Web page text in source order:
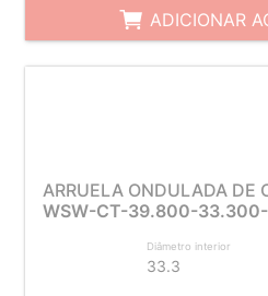
ADICIONAR
ARRUELA ONDULADA DE
WSW-CT-39.800-
Diâmetro interior
33.3